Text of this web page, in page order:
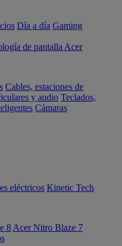
Día a día Gaming
de pantalla Acer
Cables, estaciones de
y audio Teclados,
Cámaras
eléctricos Kinetic Tech
8 Acer Nitro Blaze 7